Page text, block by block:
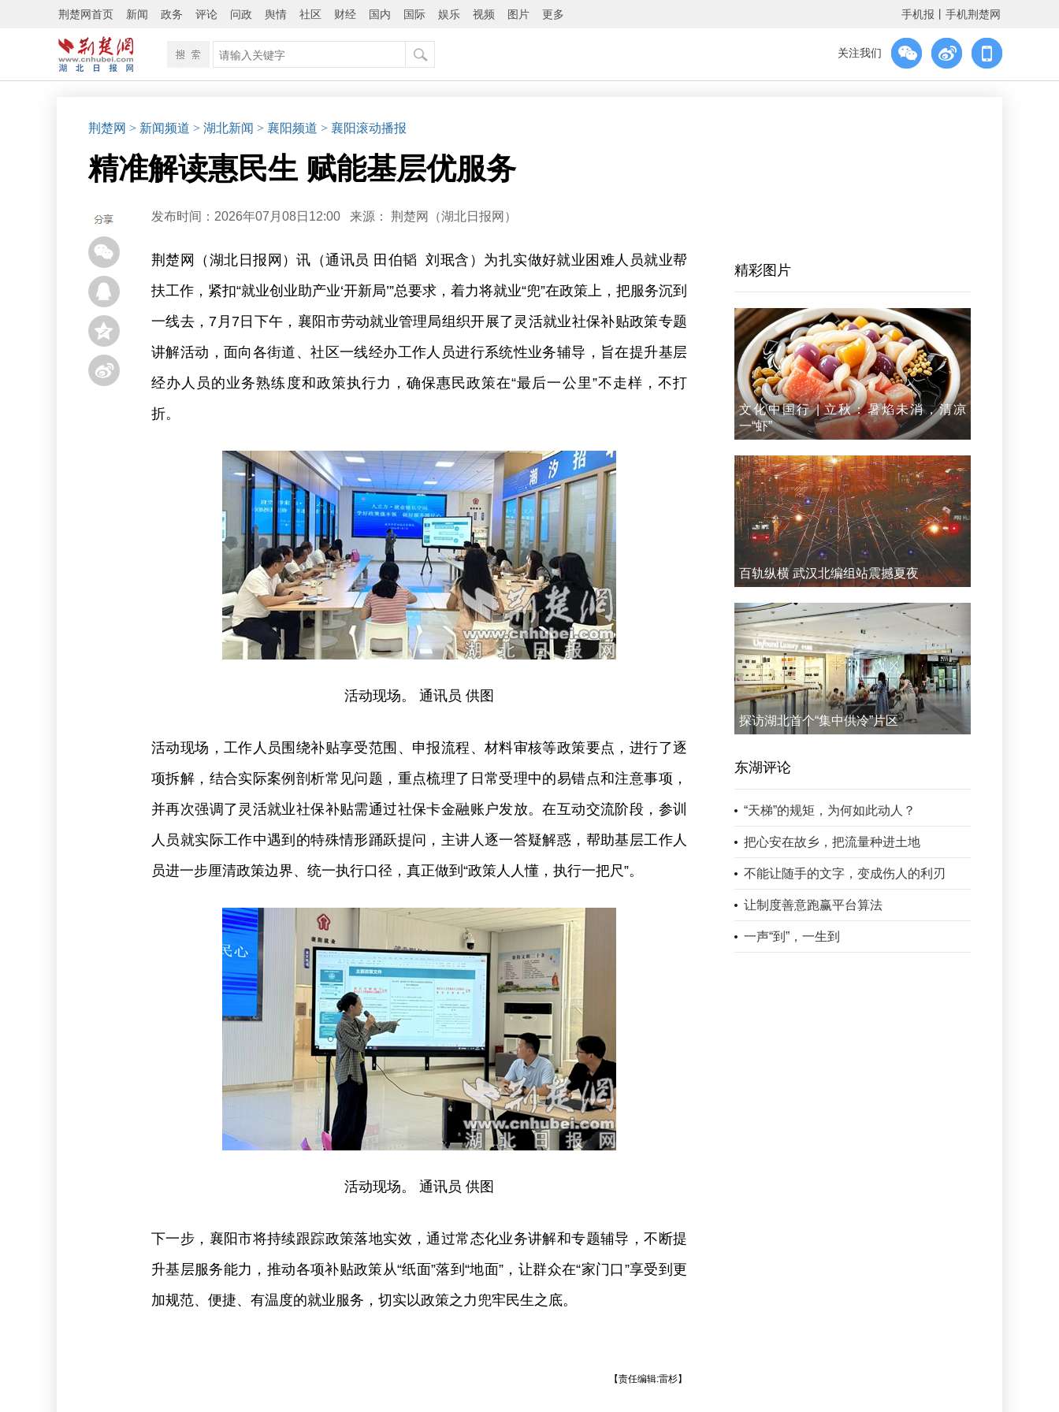
荆楚网首页 新闻 政务 评论 问政 舆情 社区 财经 国内 国际 娱乐 视频 图片 更多 手机报 手机荆楚网
关注我们
荆楚网 > 新闻频道 > 湖北新闻 > 襄阳频道 > 襄阳滚动播报
精准解读惠民生 赋能基层优服务
发布时间：2026年07月08日12:00 来源： 荆楚网（湖北日报网）
荆楚网（湖北日报网）讯（通讯员 田伯韬 刘珉含）为扎实做好就业困难人员就业帮
扶工作，紧扣“就业创业助产业‘开新局’”总要求，着力将就业“兜”在政策上，把服务沉到
一线去，7月7日下午，襄阳市劳动就业管理局组织开展了灵活就业社保补贴政策专题
讲解活动，面向各街道、社区一线经办工作人员进行系统性业务辅导，旨在提升基层
经办人员的业务熟练度和政策执行力，确保惠民政策在“最后一公里”不走样，不打
折。
活动现场。 通讯员 供图
活动现场，工作人员围绕补贴享受范围、申报流程、材料审核等政策要点，进行了逐
项拆解，结合实际案例剖析常见问题，重点梳理了日常受理中的易错点和注意事项，
并再次强调了灵活就业社保补贴需通过社保卡金融账户发放。在互动交流阶段，参训
人员就实际工作中遇到的特殊情形踊跃提问，主讲人逐一答疑解惑，帮助基层工作人
员进一步厘清政策边界、统一执行口径，真正做到“政策人人懂，执行一把尺”。
活动现场。 通讯员 供图
下一步，襄阳市将持续跟踪政策落地实效，通过常态化业务讲解和专题辅导，不断提
升基层服务能力，推动各项补贴政策从“纸面”落到“地面”，让群众在“家门口”享受到更
加规范、便捷、有温度的就业服务，切实以政策之力兜牢民生之底。
【责任编辑:雷杉】
精彩图片
文化中国行 | 立秋：暑焰未消，清凉
一“虾”
百轨纵横 武汉北编组站震撼夏夜
探访湖北首个“集中供冷”片区
东湖评论
“天梯”的规矩，为何如此动人？
把心安在故乡，把流量种进土地
不能让随手的文字，变成伤人的利刃
让制度善意跑赢平台算法
一声“到”，一生到